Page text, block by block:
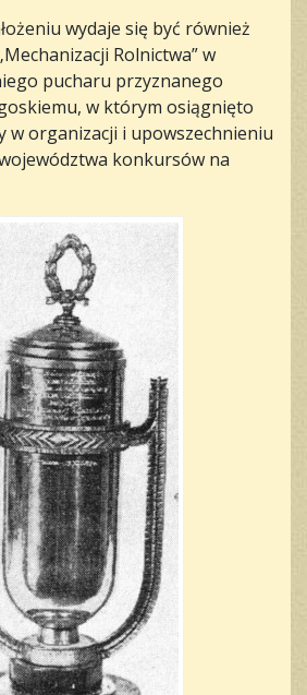
wydaje się być również
Rolnictwa” w
pucharu przyznanego
w którym osiągnięto
w organizacji i upowszechnieniu
konkursów na